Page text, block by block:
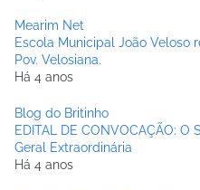
Mearim Net
Escola Municipal João Veloso
Pov. Velosiana.
Há 4 anos
Blog do Britinho
EDITAL DE CONVOCAÇÃO: O
Geral Extraordinária
Há 4 anos